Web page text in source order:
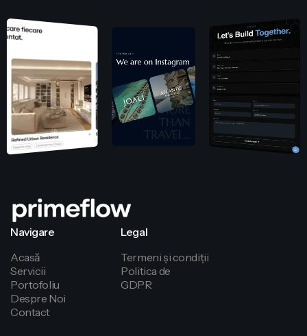
Navigare
Acasă
Servicii
Portofoliu
Despre Noi
Contact
Legal
Termeni și condiții
Politica de
confidențialitate
GDPR